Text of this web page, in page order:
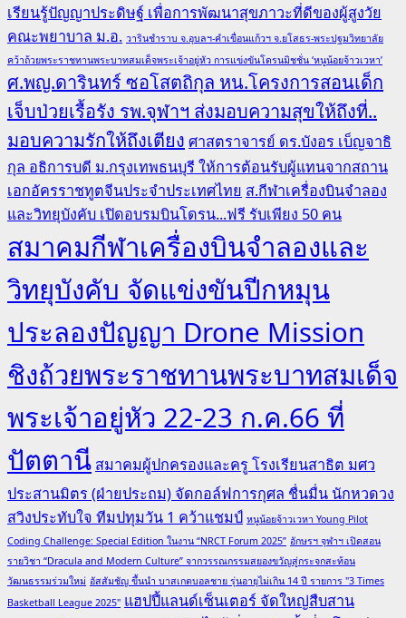
เรียนรู้ปัญญาประดิษฐ์ เพื่อการพัฒนาสุขภาวะที่ดีของผู้สูงวัย
คณะพยาบาล ม.อ. วารินชำราบ จ.อุบลฯ-คำเขื่อนแก้วฯ จ.ยโสธร-พระปฐมวิทยาลัย
คว้าถ้วยพระราชทานพระบาทสมเด็จพระเจ้าอยู่หัว การแข่งขันโดรนมิชชั่น ‘หนูน้อยจ้าวเวหา’
ศ.พญ.ดารินทร์ ซอโสตถิกุล หน.โครงการสอนเด็ก
เจ็บป่วยเรื้อรัง รพ.จุฬาฯ ส่งมอบความสุขให้ถึงที่..
มอบความรักให้ถึงเตียง ศาสตราจารย์ ดร.บังอร เบ็ญจาธิ
กุล อธิการบดี ม.กรุงเทพธนบุรี ให้การต้อนรับผู้แทนจากสถาน
เอกอัครราชทูตจีนประจำประเทศไทย ส.กีฬาเครื่องบินจำลอง
และวิทยุบังคับ เปิดอบรมบินโดรน...ฟรี รับเพียง 50 คน
สมาคมกีฬาเครื่องบินจำลองและ
วิทยุบังคับ จัดแข่งขันปีกหมุน
ประลองปัญญา Drone Mission
ชิงถ้วยพระราชทานพระบาทสมเด็จ
พระเจ้าอยู่หัว 22-23 ก.ค.66 ที่
ปัตตานี สมาคมผู้ปกครองและครู โรงเรียนสาธิต มศว
ประสานมิตร (ฝ่ายประถม) จัดกอล์ฟการกุศล ชื่นมื่น นักหวดวง
สวิงประทับใจ ทีมปทุมวัน 1 คว้าแชมป์ หนูน้อยจ้าวเวหา Young Pilot
Coding Challenge: Special Edition ในงาน “NRCT Forum 2025” อักษรฯ จุฬาฯ เปิดสอน
รายวิชา “Dracula and Modern Culture” จากวรรณกรรมสยองขวัญสู่กระจกสะท้อน
วัฒนธรรมร่วมใหม่ อัสสัมชัญ ขึ้นนำ บาสเกตบอลชาย รุ่นอายุไม่เกิน 14 ปี รายการ "3 Times
Basketball League 2025" แฮปปี้แลนด์เซ็นเตอร์ จัดใหญ่สืบสาน